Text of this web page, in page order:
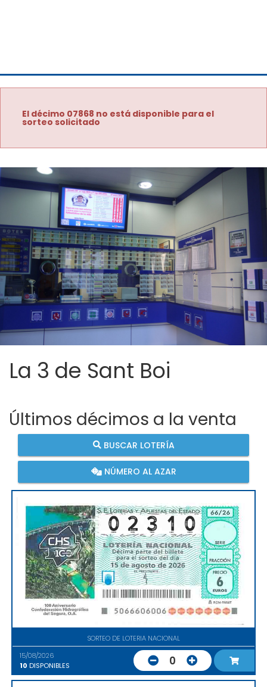
El décimo 07868 no está disponible para el
sorteo solicitado
La 3 de Sant Boi
Últimos décimos a la venta
BUSCAR LOTERÍA
NÚMERO AL AZAR
SORTEO DE LOTERIA NACIONAL
15/08/2026
10 DISPONIBLES 0